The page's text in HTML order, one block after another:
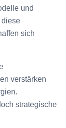
und
diese
sich
verstärken
strategische